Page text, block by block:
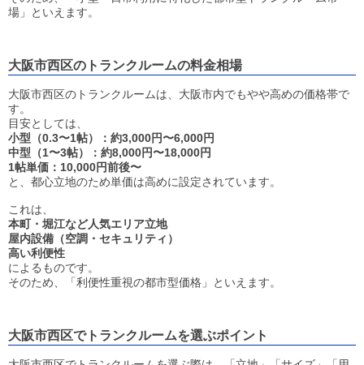
場」といえます。
大阪市西区のトランクルームの料金相場
大阪市西区のトランクルームは、大阪市内でもやや高めの価格帯で
す。
目安としては、
小型（0.3〜1帖）：約3,000円〜6,000円
中型（1〜3帖）：約8,000円〜18,000円
1帖単価：10,000円前後〜
と、都心立地のため単価は高めに設定されています。
これは、
本町・堀江など人気エリア立地
屋内設備（空調・セキュリティ）
高い利便性
によるものです。
そのため、「利便性重視の都市型価格」といえます。
大阪市西区でトランクルームを選ぶポイント